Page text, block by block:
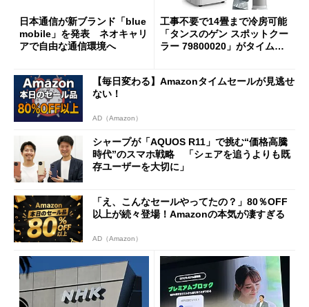
日本通信が新ブランド「blue
mobile」を発表 ネオキャリ
アで自由な通信環境へ
工事不要で14畳まで冷房可能
「タンスのゲン スポットクー
ラー 79800020」がタイムセ
【毎日変わる】Amazonタイムセールが見逃せ
ない！
AD（Amazon）
シャープが「AQUOS R11」で挑む“価格高騰
時代”のスマホ戦略 「シェアを追うよりも既
存ユーザーを大切に」
「え、こんなセールやってたの？」80％OFF
以上が続々登場！Amazonの本気が凄すぎる
AD（Amazon）